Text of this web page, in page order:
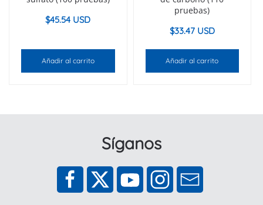
$45.54 USD
Añadir al carrito
pruebas)
$33.47 USD
Añadir al carrito
Síganos